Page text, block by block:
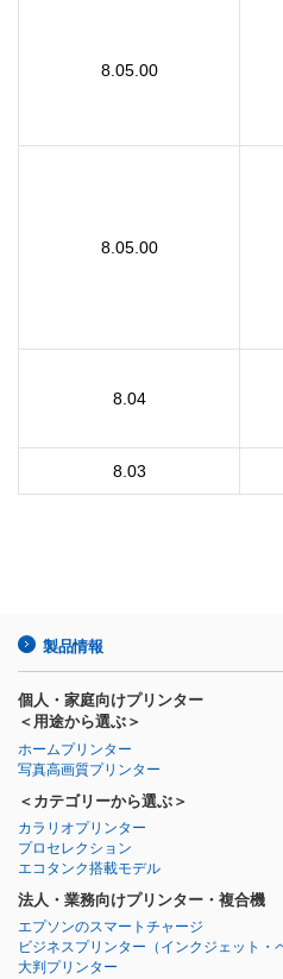
8.05.00
8.05.00
8.04
8.03
製品情報
個人・家庭向けプリンター
＜用途から選ぶ＞
ホームプリンター
写真高画質プリンター
＜カテゴリーから選ぶ＞
カラリオプリンター
プロセレクション
エコタンク搭載モデル
法人・業務向けプリンター・複合機
エプソンのスマートチャージ
ビジネスプリンター （インクジェット・
大判プリンター